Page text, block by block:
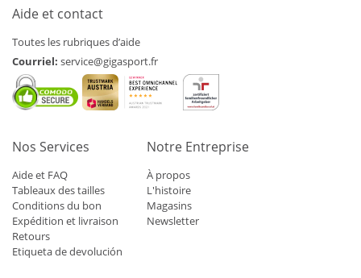
Aide et contact
Toutes les rubriques d’aide
Courriel: service@gigasport.fr
Nos Services
Aide et FAQ
Tableaux des tailles
Conditions du bon
Expédition et livraison
Retours
Etiqueta de devolución
Notre Entreprise
À propos
L'histoire
Magasins
Newsletter